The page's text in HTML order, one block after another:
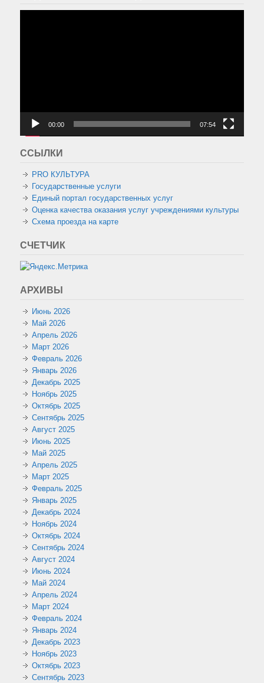
00:00 07:54
ССЫЛКИ
PRO КУЛЬТУРА
Государственные услуги
Единый портал государственных услуг
Оценка качества оказания услуг учреждениями культуры
Схема проезда на карте
СЧЕТЧИК
АРХИВЫ
Июнь 2026
Май 2026
Апрель 2026
Март 2026
Февраль 2026
Январь 2026
Декабрь 2025
Ноябрь 2025
Октябрь 2025
Сентябрь 2025
Август 2025
Июнь 2025
Май 2025
Апрель 2025
Март 2025
Февраль 2025
Январь 2025
Декабрь 2024
Ноябрь 2024
Октябрь 2024
Сентябрь 2024
Август 2024
Июнь 2024
Май 2024
Апрель 2024
Март 2024
Февраль 2024
Январь 2024
Декабрь 2023
Ноябрь 2023
Октябрь 2023
Сентябрь 2023